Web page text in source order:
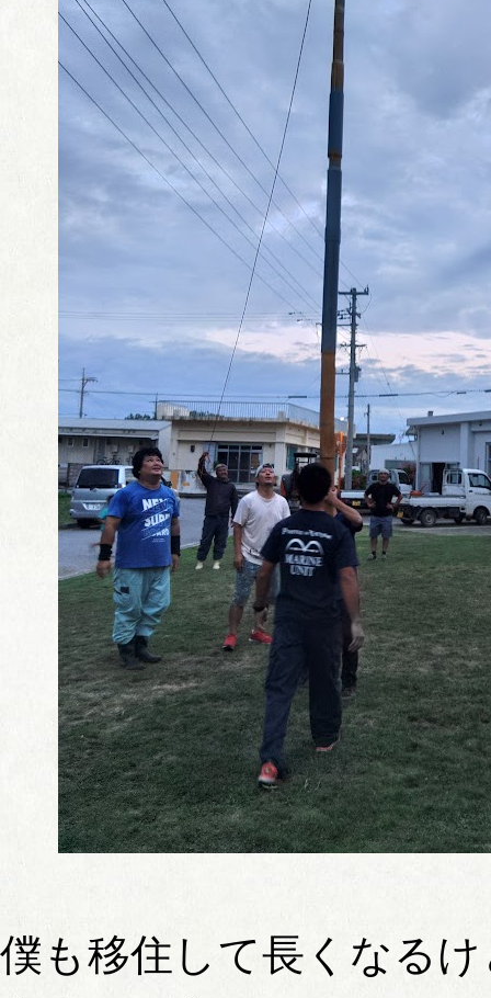
僕も移住して長くなる